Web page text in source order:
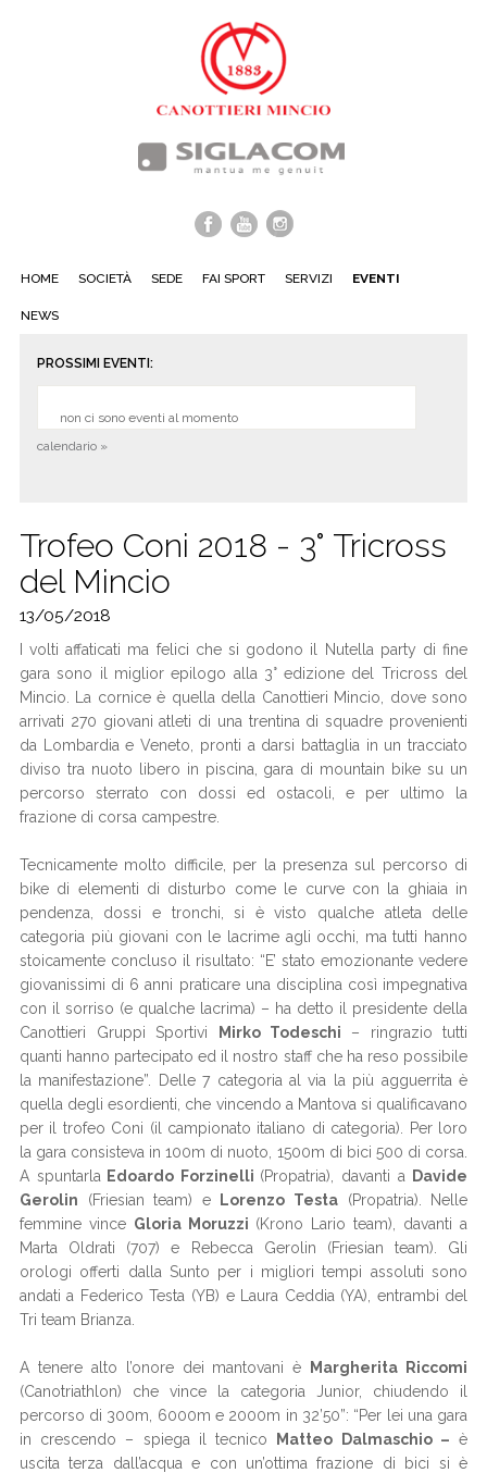
HOME SOCIETÀ SEDE FAI SPORT SERVIZI EVENTI
NEWS
PROSSIMI EVENTI:
non ci sono eventi al momento
calendario »
Trofeo Coni 2018 - 3° Tricross
del Mincio
13/05/2018
I volti affaticati ma felici che si godono il Nutella party di fine
gara sono il miglior epilogo alla 3° edizione del Tricross del
Mincio. La cornice è quella della Canottieri Mincio, dove sono
arrivati 270 giovani atleti di una trentina di squadre provenienti
da Lombardia e Veneto, pronti a darsi battaglia in un tracciato
diviso tra nuoto libero in piscina, gara di mountain bike su un
percorso sterrato con dossi ed ostacoli, e per ultimo la
frazione di corsa campestre.
Tecnicamente molto difficile, per la presenza sul percorso di
bike di elementi di disturbo come le curve con la ghiaia in
pendenza, dossi e tronchi, si è visto qualche atleta delle
categoria più giovani con le lacrime agli occhi, ma tutti hanno
stoicamente concluso il risultato: “E’ stato emozionante vedere
giovanissimi di 6 anni praticare una disciplina così impegnativa
con il sorriso (e qualche lacrima) – ha detto il presidente della
Canottieri Gruppi Sportivi
Mirko Todeschi – ringrazio tutti
quanti hanno partecipato ed il nostro staff che ha reso possibile
la manifestazione”. Delle 7 categoria al via la più agguerrita è
quella degli esordienti, che vincendo a Mantova si qualificavano
per il trofeo Coni (il campionato italiano di categoria). Per loro
la gara consisteva in 100m di nuoto, 1500m di bici 500 di corsa.
A spuntarla Edoardo Forzinelli (Propatria), davanti a
Davide
Gerolin (Friesian team) e Lorenzo Testa(Propatria). Nelle
femmine vince Gloria Moruzzi (Krono Lario team), davanti a
Marta Oldrati (707) e Rebecca Gerolin (Friesian team). Gli
orologi offerti dalla Sunto per i migliori tempi assoluti sono
andati a Federico Testa (YB) e Laura Ceddia (YA), entrambi del
Tri team Brianza.
A tenere alto l’onore dei mantovani è
Margherita Riccomi
(Canotriathlon) che vince la categoria Junior, chiudendo il
percorso di 300m, 6000m e 2000m in 32’50”: “Per lei una gara
in crescendo – spiega il tecnico
Matteo Dalmaschio – è
uscita terza dall’acqua e con un’ottima frazione di bici si è